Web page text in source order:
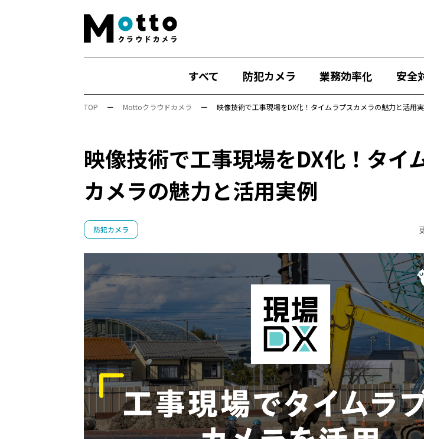
行動検知AI（SF） Safie Entrance 物流効率化法 ナンバープレート認識
安全管理
万引き対策 防犯カメラ 機能・性能
AIカメラ 見守りカメラ
展示会
Safie Entrance2 リアルなセ
すべて 防犯カメラ 業務効率化 安全
TOP ー Mottoクラウドカメラ ー 映像技術で工事現場をDX化！タイムラプスカメラの魅力と活用
映像技術で工事現場をDX化！タイ
カメラの魅力と活用実例
防犯カメラ